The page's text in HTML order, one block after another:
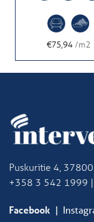
€75,94/m2
Puskuritie 4, 37800
+358 3 542 1999
Facebook |